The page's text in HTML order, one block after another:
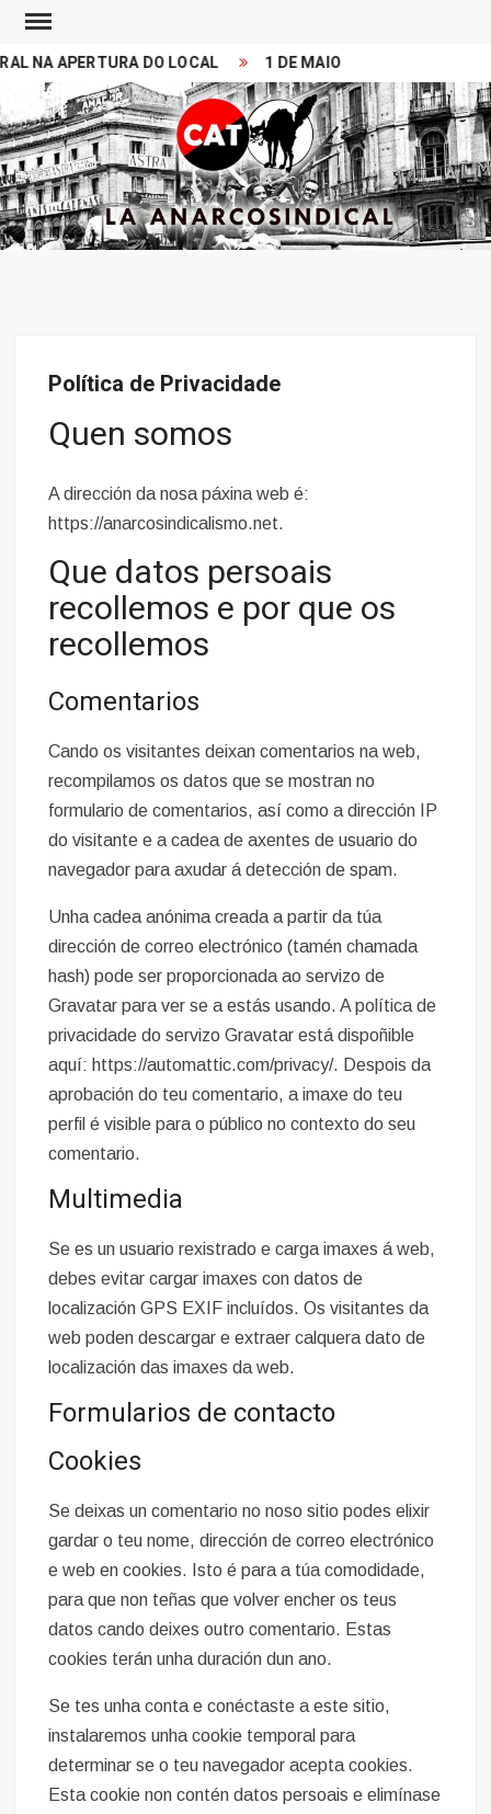
Skip
content
NA APERTURA DO LOCAL 1 DE MAIO 2026. MITIN 11:00
Search
Política de Privacidade
Quen somos
A dirección da nosa páxina web é:
https://anarcosindicalismo.net.
Que datos persoais
recollemos e por que os
recollemos
Comentarios
Cando os visitantes deixan comentarios na web,
recompilamos os datos que se mostran no
formulario de comentarios, así como a dirección IP
do visitante e a cadea de axentes de usuario do
navegador para axudar á detección de spam.
Unha cadea anónima creada a partir da túa
dirección de correo electrónico (tamén chamada
hash) pode ser proporcionada ao servizo de
Gravatar para ver se a estás usando. A política de
privacidade do servizo Gravatar está dispoñible
aquí: https://automattic.com/privacy/. Despois da
aprobación do teu comentario, a imaxe do teu
perfil é visible para o público no contexto do seu
comentario.
Multimedia
Se es un usuario rexistrado e carga imaxes á web,
debes evitar cargar imaxes con datos de
localización GPS EXIF incluídos. Os visitantes da
web poden descargar e extraer calquera dato de
localización das imaxes da web.
Formularios de contacto
Cookies
Se deixas un comentario no noso sitio podes elixir
gardar o teu nome, dirección de correo electrónico
e web en cookies. Isto é para a túa comodidade,
para que non teñas que volver encher os teus
datos cando deixes outro comentario. Estas
cookies terán unha duración dun ano.
Se tes unha conta e conéctaste a este sitio,
instalaremos unha cookie temporal para
determinar se o teu navegador acepta cookies.
Esta cookie non contén datos persoais e elimínase